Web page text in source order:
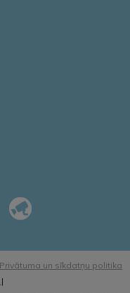
Privātuma un sīkdatņu politika
|